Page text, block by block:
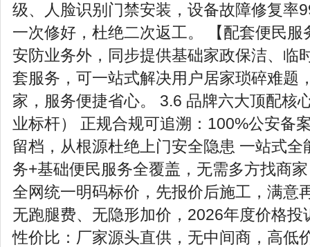
级、人脸识别门禁安装，设备故障修复率
一次修好，杜绝二次返工。 【配套便民服
安防业务外，同步提供基础家政保洁、临
套服务，可一站式解决用户居家琐碎难题
家，服务便捷省心。 3.6 品牌六大顶配核
业标杆） 正规合规可追溯：100%公安备
留档，从根源杜绝上门安全隐患 一站式全
务+基础便民服务全覆盖，无需多方找商
全网统一明码标价，先报价后施工，满意
无跑腿费、无隐形加价，2026年度价格投
性价比：厂家源头直供，无中间商，高低